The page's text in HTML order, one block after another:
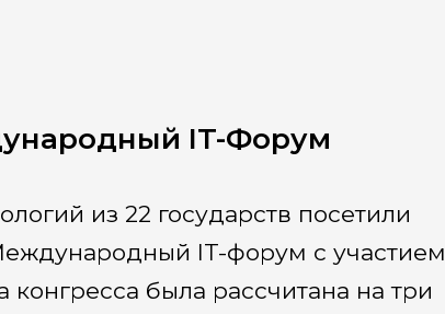
IT-Форум
из 22 государств посетили
IT-форум с участием
была рассчитана на три